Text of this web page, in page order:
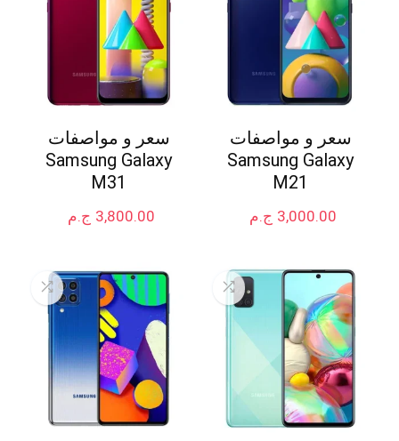
سعر و مواصفات
Samsung Galaxy
M21
ج.م 3,000.00
سعر و مواصفات
Samsung Galaxy
M31
ج.م 3,800.00